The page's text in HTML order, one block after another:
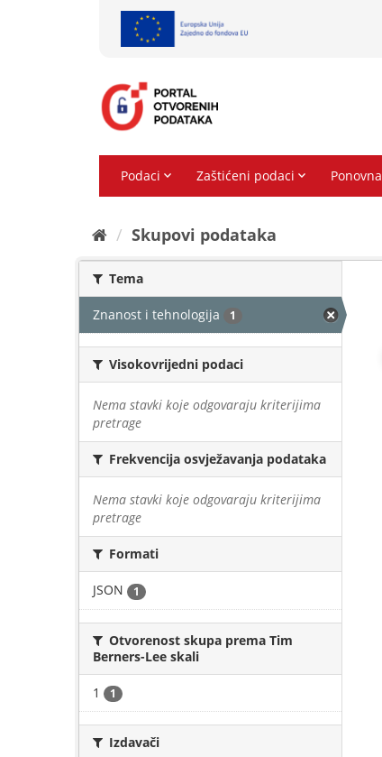
Skupovi podаtаkа
Tema
Znanost i tehnologija 1
Visokovrijedni podaci
Nema stavki koje odgovaraju kriterijima
pretrage
Frekvencija osvježavanja podataka
Nema stavki koje odgovaraju kriterijima
pretrage
Formati
JSON 1
Otvorenost skupa prema Tim
Berners-Lee skali
1 1
Izdavači